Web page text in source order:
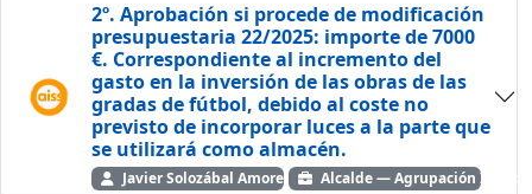
2º. Aprobación si procede de modificación
presupuestaria 22/2025: importe de 7000
€. Correspondiente al incremento del
gasto en la inversión de las obras de las
gradas de fútbol, debido al coste no
previsto de incorporar luces a la parte que
se utilizará como almacén.
Javier Solozábal Amorena Alcalde — Agrupación